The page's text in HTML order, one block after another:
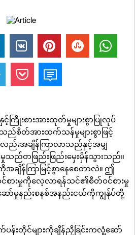
ကြိုးစားအားထုတ်မှုများစွာပြုလုပ်
သည်စိတ်အားထက်သန်မှုများစွာဖြင့်
ည်းအချိန်ကြာလာသည်နှင့်အမျှ
သည်တဖြည်းဖြည်းမှေးမှိန်သွားသည်။
ျိန်ကြာမြင့်စွာနေစေတာလဲ။ ဤ
စားမှုကိုလေ့လာရန်သင်၏စိတ်ဝင်စားမှု
မှုနည်းစနစ်အနည်းငယ်ကိုကျွန်ုပ်တို့
န်းတိုင်များကိုချိန်ညှိခြင်းကလှုံ့ဆော်